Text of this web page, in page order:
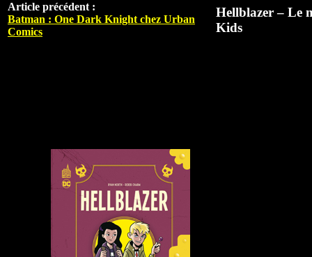
Article précédent :
Batman : One Dark Knight chez Urban
Comics
Hellblazer – Le
Kids